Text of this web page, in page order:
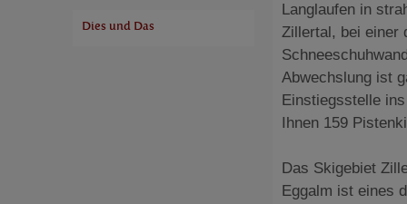
Dies und Das
Langlaufen in
Zillertal, bei einer
Abwechslung ist
Einstiegsstelle
Ihnen 159
Das Skigebiet
Eggalm ist eines